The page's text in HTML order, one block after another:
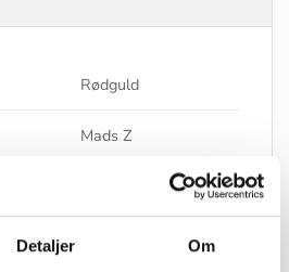
Detaljer Om
Rødguld
Mads Z